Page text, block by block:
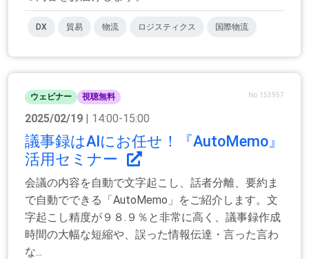
DX 貿易 物流 ロジスティクス 国際物流
ウェビナー 視聴無料 No.153957
2025/02/19 | 14:00-15:00
議事録はAIにお任せ！『AutoMemo』
活用セミナー
会議の内容を自動で文字起こし、話者分離、要約ま
で自動でできる「AutoMemo」をご紹介します。文
字起こし精度が９８.９％と非常に高く、議事録作成
時間の大幅な短縮や、誤った情報伝達・言った言わ
な...